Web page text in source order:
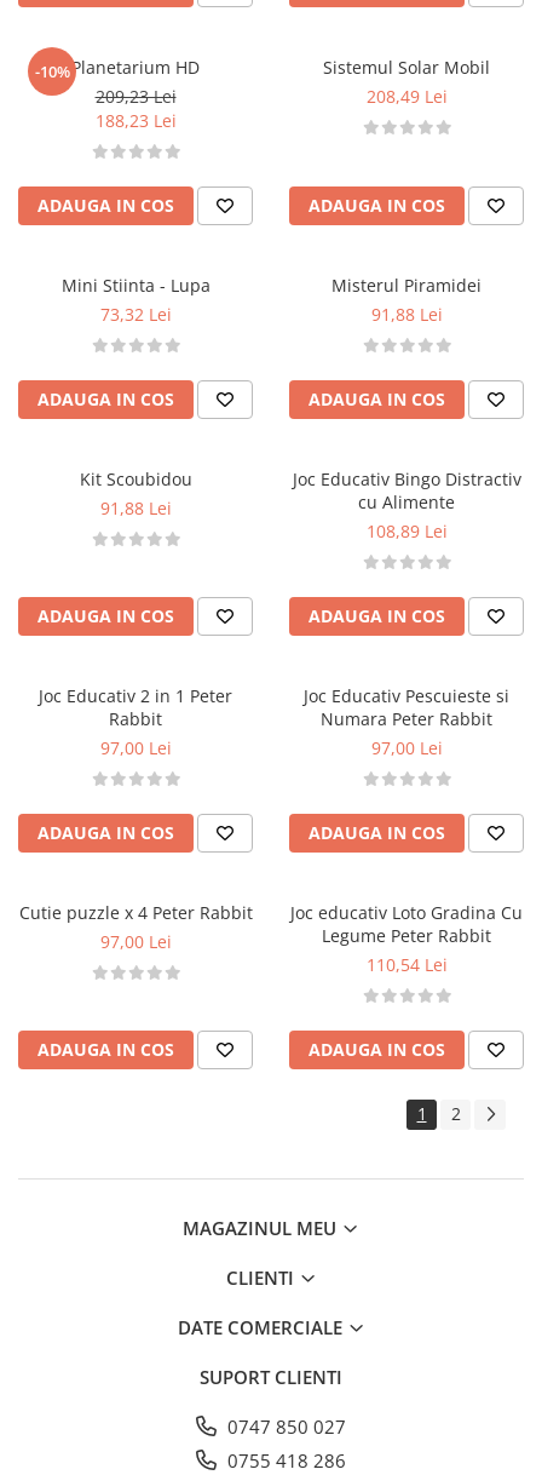
-10%Planetarium HD
209,23 Lei
188,23 Lei
ADAUGA IN COS
Sistemul Solar Mobil
208,49 Lei
ADAUGA IN COS
Mini Stiinta - Lupa
73,32 Lei
ADAUGA IN COS
Misterul Piramidei
91,88 Lei
ADAUGA IN COS
Kit Scoubidou
91,88 Lei
ADAUGA IN COS
Joc Educativ Bingo Distractiv
cu Alimente
108,89 Lei
ADAUGA IN COS
Joc Educativ 2 in 1 Peter
Rabbit
97,00 Lei
ADAUGA IN COS
Joc Educativ Pescuieste si
Numara Peter Rabbit
97,00 Lei
ADAUGA IN COS
Cutie puzzle x 4 Peter Rabbit
97,00 Lei
ADAUGA IN COS
Joc educativ Loto Gradina Cu
Legume Peter Rabbit
110,54 Lei
ADAUGA IN COS
1 2
MAGAZINUL MEU
CLIENTI
DATE COMERCIALE
SUPORT CLIENTI
0747 850 027
0755 418 286